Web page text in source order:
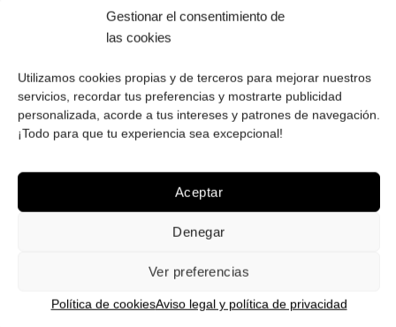
Gestionar el consentimiento de
las cookies
Utilizamos cookies propias y de terceros para mejorar nuestros
servicios, recordar tus preferencias y mostrarte publicidad
personalizada, acorde a tus intereses y patrones de navegación.
¡Todo para que tu experiencia sea excepcional!
Aceptar
Denegar
Ver preferencias
Política de cookiesAviso legal y política de privacidad
reembolso.
ENVÍOS GRATIS
We ship to all EU countries.
FÁCIL DEVOLUCIÓN